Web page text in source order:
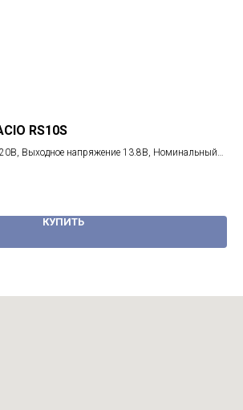
RS10S
Выходное напряжение 13.8В, Номинальный
КУПИТЬ